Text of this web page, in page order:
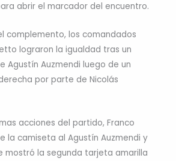
abrir el marcador del encuentro.
complemento, los comandados
lograron la igualdad tras un
Agustín Auzmendi luego de un
por parte de Nicolás
acciones del partido, Franco
la camiseta al Agustín Auzmendi y
mostró la segunda tarjeta amarilla